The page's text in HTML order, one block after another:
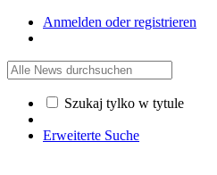
Anmelden oder registrieren
Szukaj tylko w tytule
Erweiterte Suche